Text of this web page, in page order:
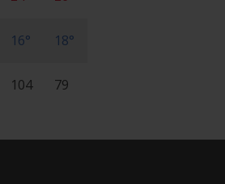
16° 18°
104 79